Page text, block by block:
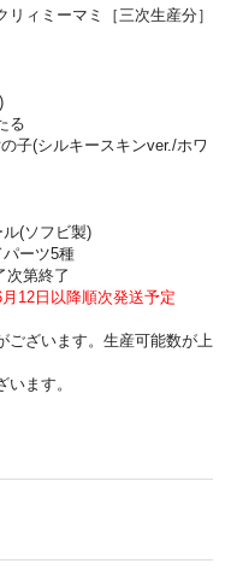
ィミーマミ［三次生産分］
子(シルキースキンver./ホワ
(ソフビ製)
ーツ5種
次第終了
12日以降順次発送予定
ございます。生産可能数が上
ます。